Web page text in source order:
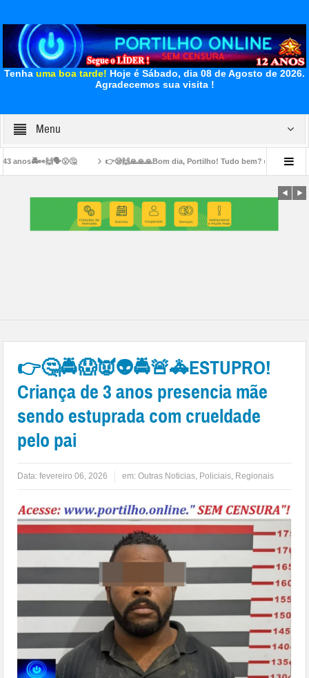
Tenha uma boa tarde! Hoje é Sábado, dia 08 de Agosto de 2026.
Agradecemos sua visita !
Menu
👉😪🙌🙏🙏🙏Bom dia, Portilho! Tudo bem? 👉📢😪😞💊🙌🙏👏🤝Venho lhe
👉🏻🚧👍🏻👏🏻🤝✍🏻👏🏻👏🏻🛣️ Secretaria de Obras
👉🤔🚔😱👿👽🚔🚨🚓ESTUPRO!
Criança de 3 anos presencia mãe
sendo estuprada com crueldade
pelo pai
Data:fevereiro 06, 2026 em:Outras Noticias, Policiais, Regionais